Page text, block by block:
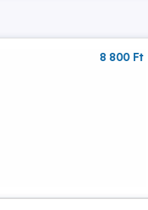
8 800 Ft